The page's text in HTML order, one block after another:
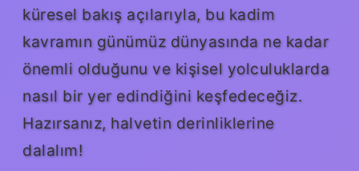
küresel bakış açılarıyla, bu kadim
kavramın günümüz dünyasında ne kadar
önemli olduğunu ve kişisel yolculuklarda
nasıl bir yer edindiğini keşfedeceğiz.
Hazırsanız, halvetin derinliklerine
dalalım!